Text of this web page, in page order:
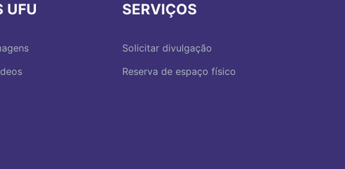
UFU SERVIÇOS
Solicitar divulgação
Reserva de espaço físico